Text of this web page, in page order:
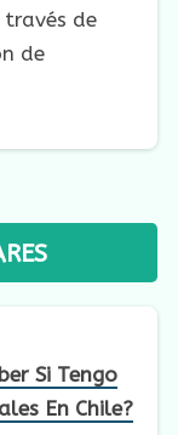
de
de
Si Tengo
En Chile?